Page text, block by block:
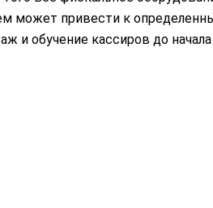
может привести к
и обучение кассиров до